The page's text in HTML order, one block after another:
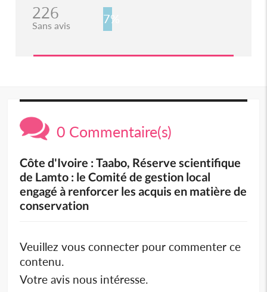
226
Sans avis 7%
0 Commentaire(s)
Côte d'Ivoire : Taabo, Réserve scientifique
de Lamto : le Comité de gestion local
engagé à renforcer les acquis en matière de
conservation
Veuillez vous connecter pour commenter ce
contenu.
Votre avis nous intéresse.